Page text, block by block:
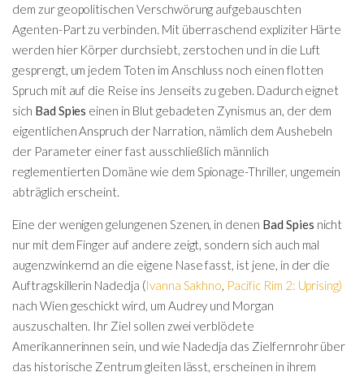
dem zur geopolitischen Verschwörung aufgebauschten
Agenten-Part zu verbinden. Mit überraschend expliziter Härte
werden hier Körper durchsiebt, zerstochen und in die Luft
gesprengt, um jedem Toten im Anschluss noch einen flotten
Spruch mit auf die Reise ins Jenseits zu geben. Dadurch eignet
sich Bad Spies einen in Blut gebadeten Zynismus an, der dem
eigentlichen Anspruch der Narration, nämlich dem Aushebeln
der Parameter einer fast ausschließlich männlich
reglementierten Domäne wie dem Spionage-Thriller, ungemein
abträglich erscheint.
Eine der wenigen gelungenen Szenen, in denen Bad Spies nicht
nur mit dem Finger auf andere zeigt, sondern sich auch mal
augenzwinkernd an die eigene Nase fasst, ist jene, in der die
Auftragskillerin Nadedja (Ivanna Sakhno Pacific Rim 2: Uprising)
nach Wien geschickt wird, um Audrey und Morgan
auszuschalten. Ihr Ziel sollen zwei verblödete
Amerikannerinnen sein, und wie Nadedja das Zielfernrohr über
das historische Zentrum gleiten lässt, erscheinen in ihrem